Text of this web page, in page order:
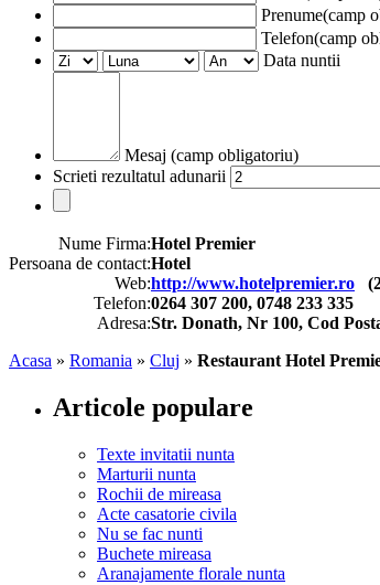
Prenume(camp
Telefon(camp
Data nuntii
Mesaj (camp obligatoriu)
Scrieti rezultatul adunarii
Nume Firma:Hotel Premier
Persoana de contact:Hotel
Web:http://www.hotelpremier.ro (
Telefon:0264 307 200, 0748 233 335
Adresa:Str. Donath, Nr 100, Cod
Acasa » Romania » Cluj » Restaurant Hotel
Articole populare
Texte invitatii nunta
Marturii nunta
Rochii de mireasa
Acte casatorie civila
Nu se fac nunti
Buchete mireasa
Aranajamente florale nunta